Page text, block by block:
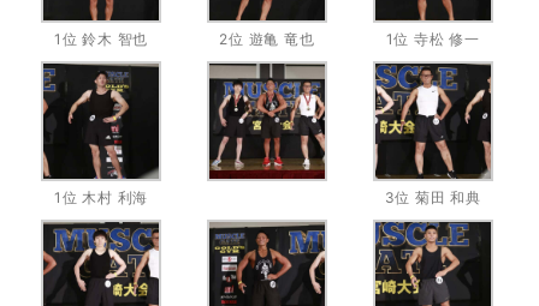
1位 鈴木 智也 2位 遊亀 竜也 1位 寺松 修一
1位 木村 利海 3位 菊田 和典